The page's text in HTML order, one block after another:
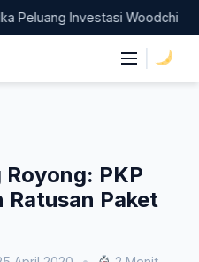
Investasi Woodchip untuk
PKP
Ratusan Paket